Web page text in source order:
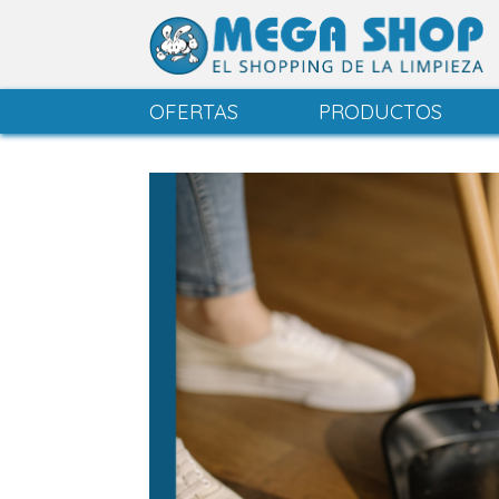
OFERTAS PRODUCTOS